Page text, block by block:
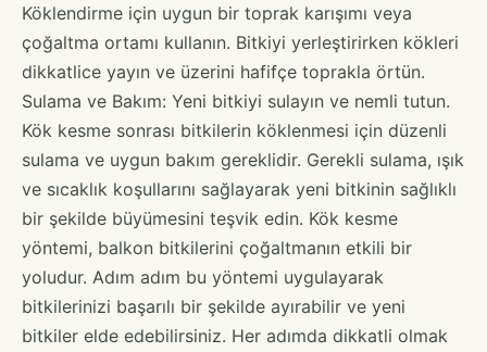
Köklendirme için uygun bir toprak karışımı veya
çoğaltma ortamı kullanın. Bitkiyi yerleştirirken kökleri
dikkatlice yayın ve üzerini hafifçe toprakla örtün.
Sulama ve Bakım: Yeni bitkiyi sulayın ve nemli tutun.
Kök kesme sonrası bitkilerin köklenmesi için düzenli
sulama ve uygun bakım gereklidir. Gerekli sulama, ışık
ve sıcaklık koşullarını sağlayarak yeni bitkinin sağlıklı
bir şekilde büyümesini teşvik edin. Kök kesme
yöntemi, balkon bitkilerini çoğaltmanın etkili bir
yoludur. Adım adım bu yöntemi uygulayarak
bitkilerinizi başarılı bir şekilde ayırabilir ve yeni
bitkiler elde edebilirsiniz. Her adımda dikkatli olmak